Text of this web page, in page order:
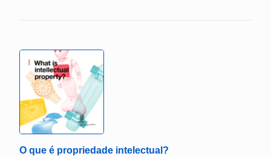
O que é propriedade intelectual?